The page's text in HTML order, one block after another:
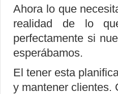
Ahora lo que
realidad de lo
perfectamente si
esperábamos.
El tener esta
y mantener clientes.